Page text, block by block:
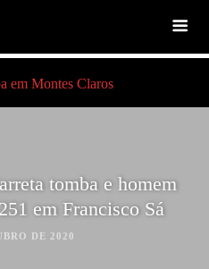
tomba e homem
em Francisco Sá
DE 2020